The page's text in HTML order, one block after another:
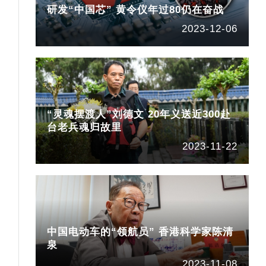
研发“中国芯” 黄令仪年过80仍在奋战
2023-12-06
“灵魂摆渡人”刘德文 20年义送近300赴
台老兵魂归故里
2023-11-22
中国电动车的“领航员” 香港科学家陈清
泉